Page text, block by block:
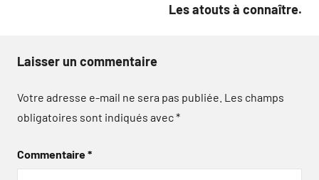
Les atouts à connaître.
Laisser un commentaire
Votre adresse e-mail ne sera pas publiée. Les champs
obligatoires sont indiqués avec*
Commentaire*